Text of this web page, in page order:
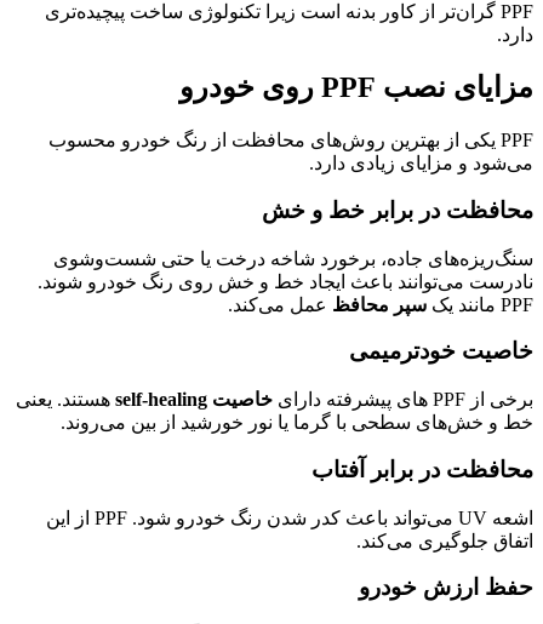
PPF گران‌تر از کاور بدنه است زیرا تکنولوژی ساخت پیچیده‌تری
دارد.
مزایای نصب PPF روی خودرو
PPF یکی از بهترین روش‌های محافظت از رنگ خودرو محسوب
می‌شود و مزایای زیادی دارد.
محافظت در برابر خط و خش
سنگ‌ریزه‌های جاده، برخورد شاخه درخت یا حتی شست‌وشوی
نادرست می‌توانند باعث ایجاد خط و خش روی رنگ خودرو شوند.
PPF مانند یک
سپر محافظ عمل می‌کند.
خاصیت خودترمیمی
برخی از PPF های پیشرفته دارای خاصیت self-healing
هستند. یعنی
خط و خش‌های سطحی با گرما یا نور خورشید از بین می‌روند.
محافظت در برابر آفتاب
اشعه UV می‌تواند باعث کدر شدن رنگ خودرو شود. PPF از این
اتفاق جلوگیری می‌کند.
حفظ ارزش خودرو